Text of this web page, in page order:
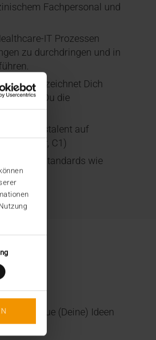
Fachpersonal und
IT Prozessen
zu durchdringen und in
zeichnet Dich
sodass Du die
auf
C1)
wie
für neue (Deine) Ideen